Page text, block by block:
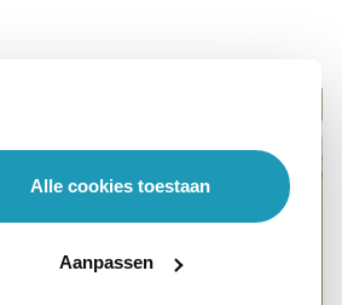
Alle cookies toestaan
Aanpassen